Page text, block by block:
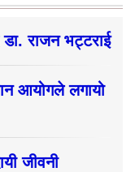
डा. राजन भट्टराई
आयोगले लगायो
जीवनी